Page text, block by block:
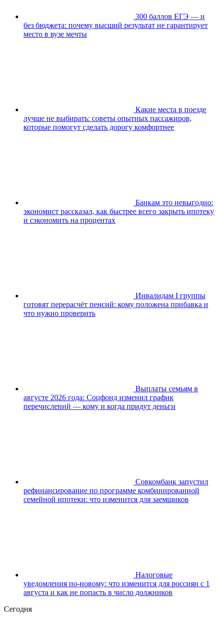
300 баллов ЕГЭ — и
без бюджета: почему высший результат не гарантирует
место в вузе мечты
Какие места в поезде
лучше не выбирать: советы опытных пассажиров,
которые помогут сделать дорогу комфортнее
Банкам это невыгодно:
экономист рассказал, как быстрее всего закрыть ипотеку
и сэкономить на процентах
Инвалидам I группы
готовят перерасчёт пенсий: кому положена прибавка и
что нужно проверить
Выплаты семьям в
августе 2026 года: Соцфонд изменил график
перечислений — кому и когда придут деньги
Совкомбанк запустил
рефинансирование по программе комбинированной
семейной ипотеки: что изменится для заемщиков
Налоговые
уведомления по-новому: что изменится для россиян с 1
августа и как не попасть в число должников
Сегодня